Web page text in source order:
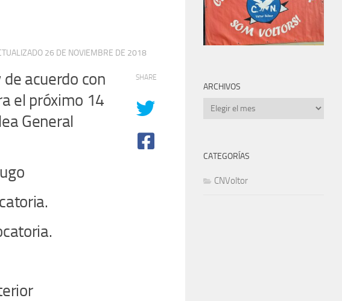
26 DE NOVIEMBRE DE 2018
acuerdo con
el próximo 14
General
SHARE
ARCHIVOS
Archivos
CATEGORÍAS
CNVoltor